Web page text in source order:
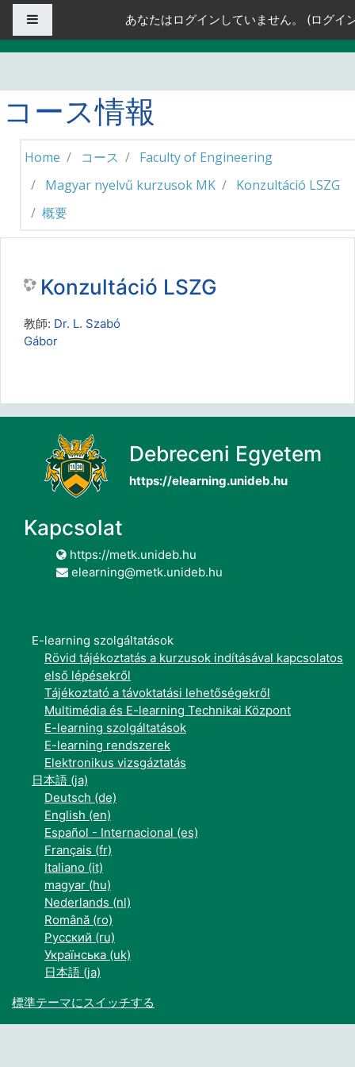
メインコンテンツへスキップする
あなたはログインしていません。 (ログイ
コース情報
Home コース
Faculty of Engineering
Magyar nyelvű kurzusok MK
Konzultáció LSZG
概要
Konzultáció LSZG
教師: Dr. L. Szabó
Gábor
Debreceni Egyetem
https://elearning.unideb.hu
Kapcsolat
https://metk.unideb.hu
elearning@metk.unideb.hu
E-learning szolgáltatások
Rövid tájékoztatás a kurzusok indításával kapcsolatos
első lépésekről
Tájékoztató a távoktatási lehetőségekről
Multimédia és E-learning Technikai Központ
E-learning szolgáltatások
E-learning rendszerek
Elektronikus vizsgáztatás
日本語 ‎(ja)‎
Deutsch ‎(de)‎
English ‎(en)‎
Español - Internacional ‎(es)‎
Français ‎(fr)‎
Italiano ‎(it)‎
magyar ‎(hu)‎
Nederlands ‎(nl)‎
Română ‎(ro)‎
Русский ‎(ru)‎
Українська ‎(uk)‎
日本語 ‎(ja)‎
標準テーマにスイッチする